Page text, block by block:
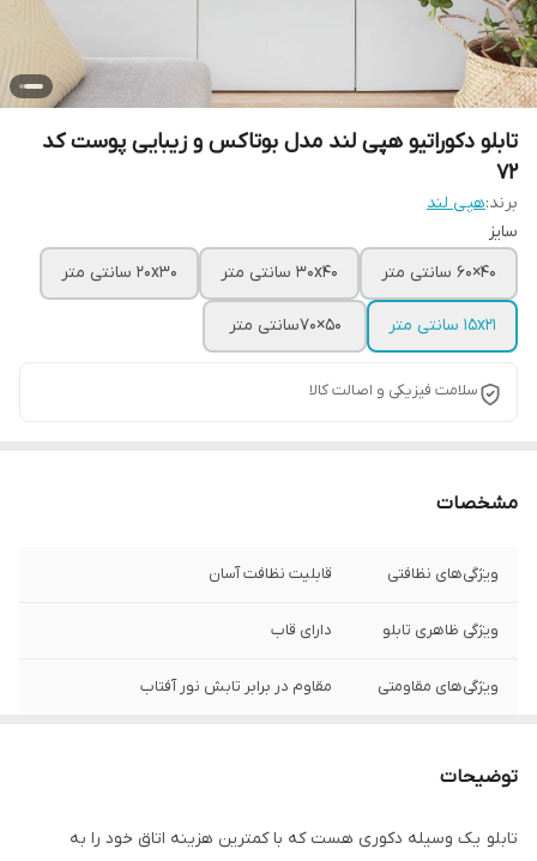
تابلو دکوراتیو هپی لند مدل بوتاکس و زیبایی پوست کد
72
برند:هپی لند
سایز
40×60 سانتی متر
30x40 سانتی متر 20x30 سانتی متر
15x21 سانتی متر 50×70سانتی متر
سلامت فیزیکی و اصالت کالا
مشخصات
ویژگی‌های نظافتی قابلیت نظافت آسان
ویژگی ظاهری تابلو دارای قاب
ویژگی‌های مقاومتی مقاوم در برابر تابش نور آفتاب
توضیحات
تابلو یک وسیله دکوری هست که با کمترین هزینه اتاق خود را به